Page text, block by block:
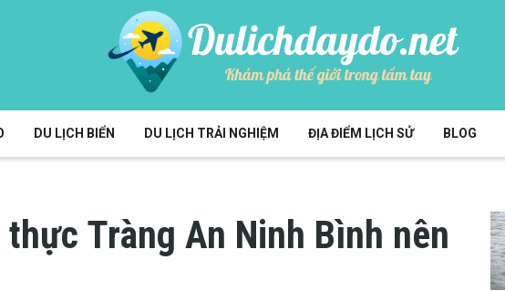
DU LỊCH BIỂN DU LỊCH TRẢI NGHIỆM ĐỊA ĐIỂM LỊCH SỬ BLOG
Tràng An Ninh Bình nên